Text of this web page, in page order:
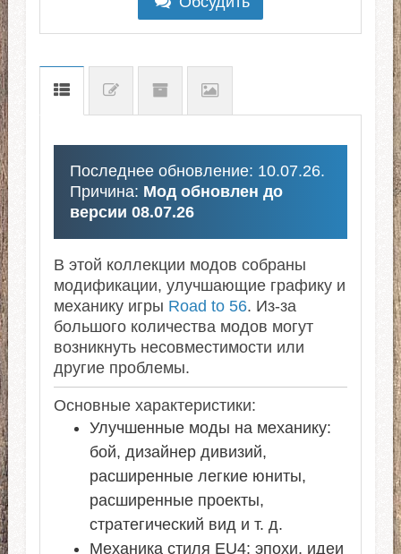
Последнее обновление: 10.07.26.
Причина: Мод обновлен до
версии 08.07.26
В этой коллекции модов собраны
модификации, улучшающие графику и
механику игры Road to 56. Из-за
большого количества модов могут
возникнуть несовместимости или
другие проблемы.
Основные характеристики:
Улучшенные моды на механику:
бой, дизайнер дивизий,
расширенные легкие юниты,
расширенные проекты,
стратегический вид и т. д.
Механика стиля EU4: эпохи, идеи